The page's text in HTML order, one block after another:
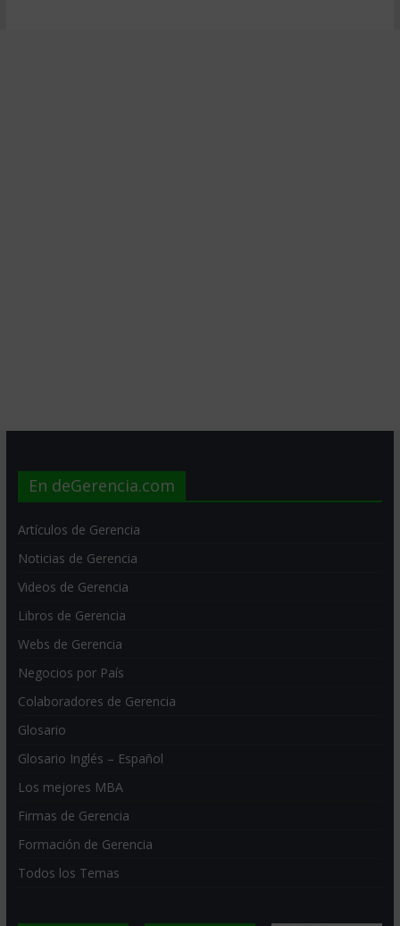
En deGerencia.com
Artículos de Gerencia
Noticias de Gerencia
Videos de Gerencia
Libros de Gerencia
Webs de Gerencia
Negocios por País
Colaboradores de Gerencia
Glosario
Glosario Inglés – Español
Los mejores MBA
Firmas de Gerencia
Formación de Gerencia
Todos los Temas